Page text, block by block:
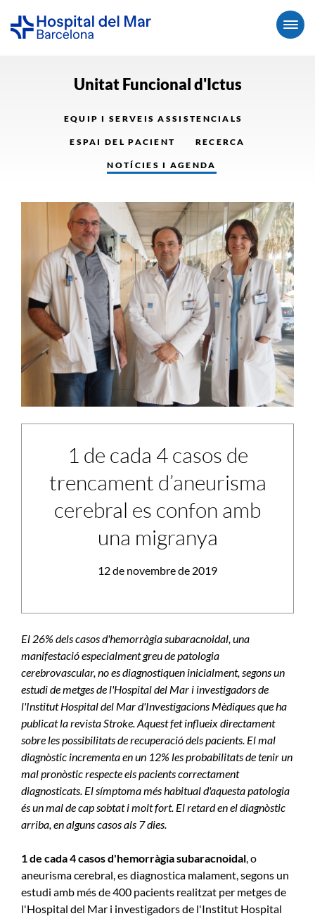
Unitat Funcional d'Ictus
EQUIP I SERVEIS ASSISTENCIALS
ESPAI DEL PACIENT RECERCA
NOTÍCIES I AGENDA
1 de cada 4 casos de
trencament d’aneurisma
cerebral es confon amb
una migranya
12 de novembre de 2019
El 26% dels casos d'hemorràgia subaracnoidal, una
manifestació especialment greu de patologia
cerebrovascular, no es diagnostiquen inicialment, segons un
estudi de metges de l'Hospital del Mar i investigadors de
l'Institut Hospital del Mar d'Investigacions Mèdiques que ha
publicat la revista Stroke. Aquest fet influeix directament
sobre les possibilitats de recuperació dels pacients. El mal
diagnòstic incrementa en un 12% les probabilitats de tenir un
mal pronòstic respecte els pacients correctament
diagnosticats. El símptoma més habitual d'aquesta patologia
és un mal de cap sobtat i molt fort. El retard en el diagnòstic
arriba, en alguns casos als 7 dies.
1 de cada 4 casos d'hemorràgia subaracnoidal, o
aneurisma cerebral, es diagnostica malament, segons un
estudi amb més de 400 pacients realitzat per metges de
l'Hospital del Mar i investigadors de l'Institut Hospital